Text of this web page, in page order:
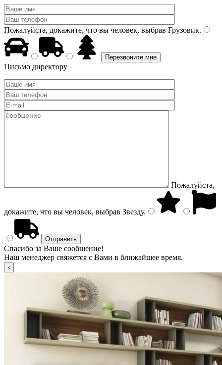
Пожалуйста, докажите, что вы человек, выбрав Грузовик.
Письмо директору
Пожалуйста,
докажите, что вы человек, выбрав Звезду.
Спасибо за Ваше сообщение!
Наш менеджер свяжется с Вами в ближайшее время.